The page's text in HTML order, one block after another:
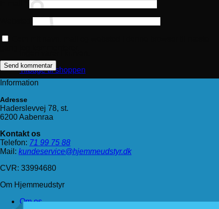
Tilbage til shoppen
Information
Adresse
Haderslevvej 78, st.
6200 Aabenraa
Kontakt os
Telefon: 71 99 75 88
Mail: kundeservice@hjemmeudstyr.dk
CVR: 33994680
Om Hjemmeudstyr
Om os